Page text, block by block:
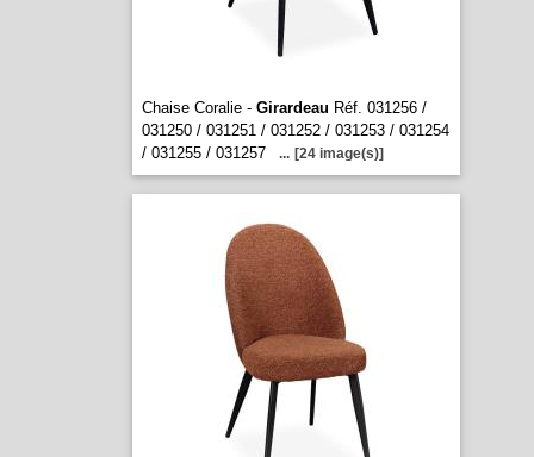
Chaise Coralie - Girardeau Réf. 031256 /
031250 / 031251 / 031252 / 031253 / 031254
/ 031255 / 031257
... [24 image(s)]